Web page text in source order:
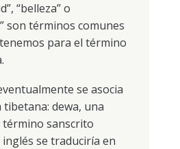
“belleza” o
son términos comunes
para el término
se asocia
dewa, una
sanscrito
se traduciría en